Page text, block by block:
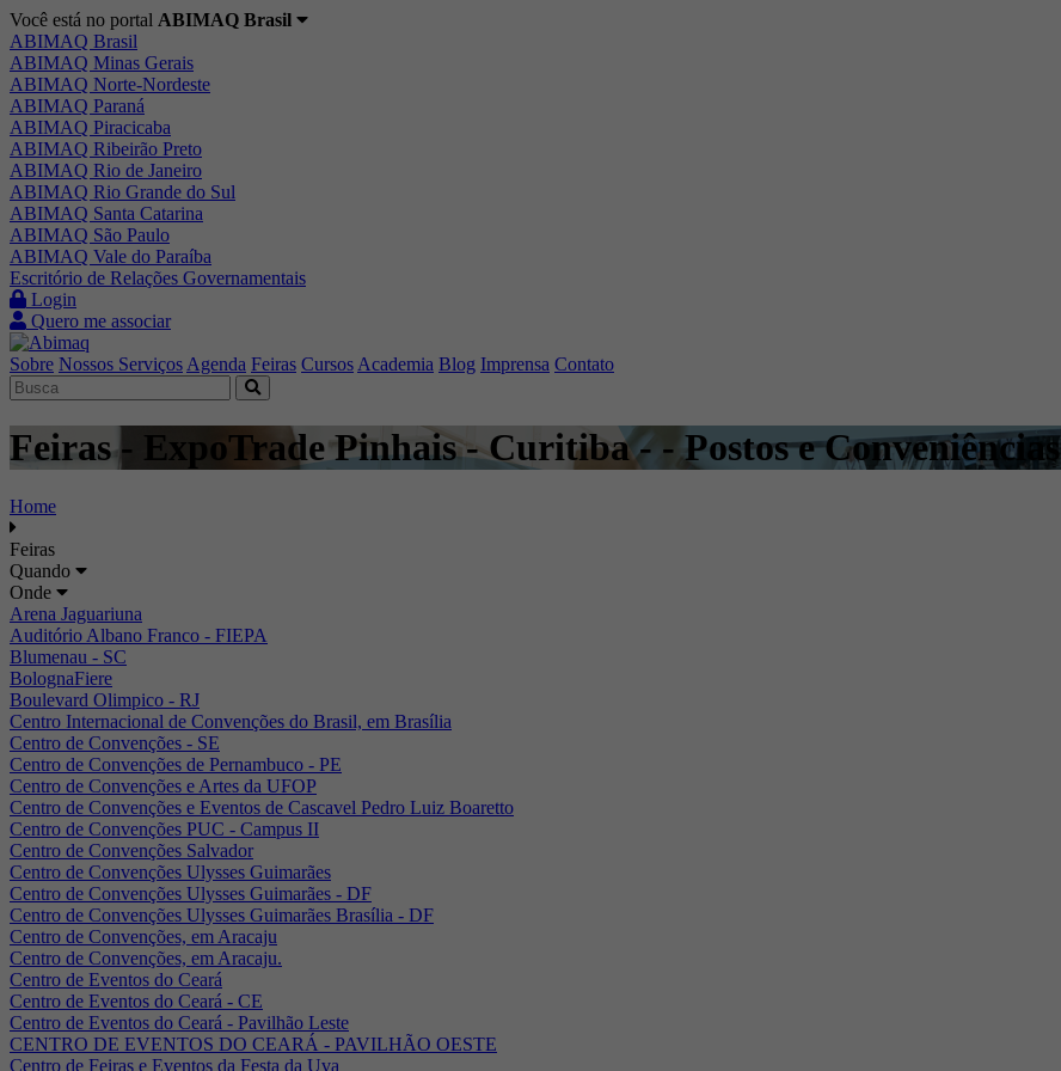
Você está no portal ABIMAQ Brasil
ABIMAQ Brasil
ABIMAQ Minas Gerais
ABIMAQ Norte-Nordeste
ABIMAQ Paraná
ABIMAQ Piracicaba
ABIMAQ Ribeirão Preto
ABIMAQ Rio de Janeiro
ABIMAQ Rio Grande do Sul
ABIMAQ Santa Catarina
ABIMAQ São Paulo
ABIMAQ Vale do Paraíba
Escritório de Relações Governamentais
Login
Quero me associar
Sobre Nossos Serviços Agenda Feiras Cursos Academia Blog Imprensa Contato
Feiras - ExpoTrade Pinhais - Curitiba - - Postos e Conveniências
Home
Feiras
Quando
Onde
Arena Jaguariuna
Auditório Albano Franco - FIEPA
Blumenau - SC
BolognaFiere
Boulevard Olimpico - RJ
Centro Internacional de Convenções do Brasil, em Brasília
Centro de Convenções - SE
Centro de Convenções de Pernambuco - PE
Centro de Convenções e Artes da UFOP
Centro de Convenções e Eventos de Cascavel Pedro Luiz Boaretto
Centro de Convenções PUC - Campus II
Centro de Convenções Salvador
Centro de Convenções Ulysses Guimarães
Centro de Convenções Ulysses Guimarães - DF
Centro de Convenções Ulysses Guimarães Brasília - DF
Centro de Convenções, em Aracaju
Centro de Convenções, em Aracaju.
Centro de Eventos do Ceará
Centro de Eventos do Ceará - CE
Centro de Eventos do Ceará - Pavilhão Leste
CENTRO DE EVENTOS DO CEARÁ - PAVILHÃO OESTE
Centro de Feiras e Eventos da Festa da Uva